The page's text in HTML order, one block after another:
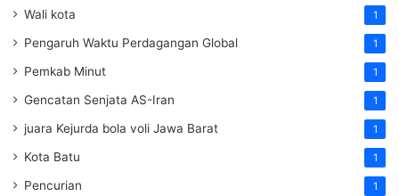
Wali kota 1
Pengaruh Waktu Perdagangan Global 1
Pemkab Minut 1
Gencatan Senjata AS-Iran 1
juara Kejurda bola voli Jawa Barat 1
Kota Batu 1
Pencurian 1